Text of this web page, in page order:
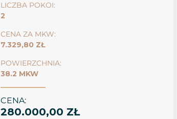
LICZBA POKOI:
2
CENA ZA MKW:
7.329,80 ZŁ
POWIERZCHNIA:
38.2 MKW
CENA:
280.000,00 ZŁ